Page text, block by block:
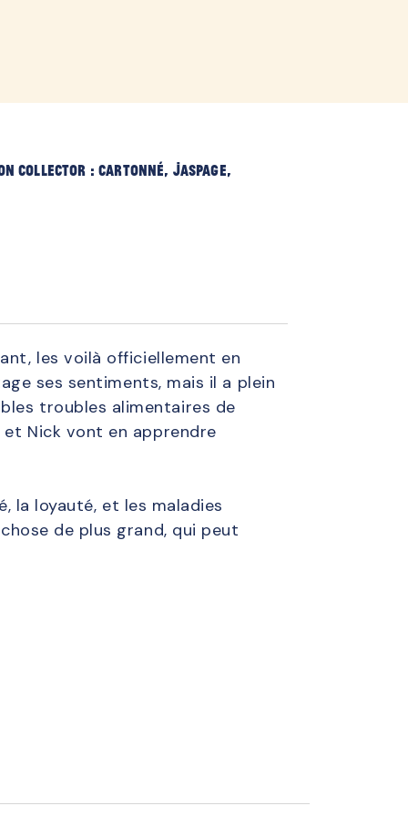
collector : cartonné, jaspage,
les voilà officiellement en
ses sentiments, mais il a plein
troubles alimentaires de
Nick vont en apprendre
la loyauté, et les maladies
de plus grand, qui peut